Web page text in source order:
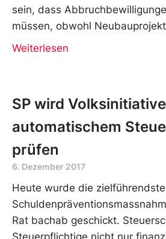
sein, dass
müssen, obwohl
Weiterlesen
SP wird
automatischem
prüfen
6. Dezember 2017
Heute wurde die zielführendste
Rat bachab geschickt.
Steuerpflichtige nicht nur